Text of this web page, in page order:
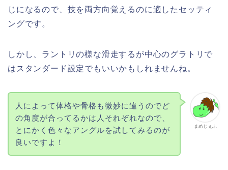
じになるので、技を両方向覚えるのに適したセッティ
ングです。
しかし、ラントリの様な滑走するが中心のグラトリで
はスタンダード設定でもいいかもしれませんね。
まめじぇふ
人によって体格や骨格も微妙に違うのでど
の角度が合ってるかは人それぞれなので、
とにかく色々なアングルを試してみるのが
良いですよ！